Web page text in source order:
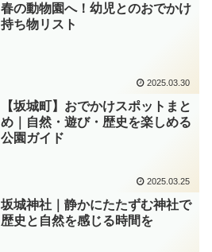
春の動物園へ！幼児とのおでかけ
持ち物リスト
2025.03.30
【坂城町】おでかけスポットまと
め｜自然・遊び・歴史を楽しめる
公園ガイド
2025.03.25
坂城神社｜静かにたたずむ神社で
歴史と自然を感じる時間を